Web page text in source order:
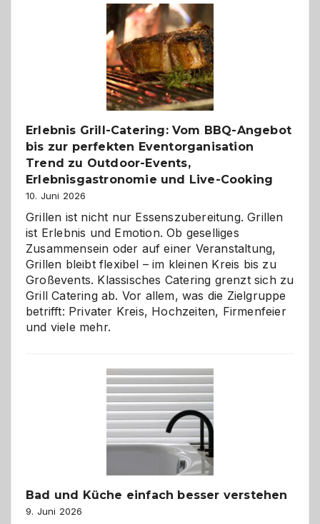
–
die
Gelegenheit,
neue
Reiseziele
zu
entdecken
Erlebnis Grill-Catering: Vom BBQ-Angebot
bis zur perfekten Eventorganisation
Trend zu Outdoor-Events,
Erlebnisgastronomie und Live-Cooking
10. Juni 2026
Grillen ist nicht nur Essenszubereitung. Grillen
ist Erlebnis und Emotion. Ob geselliges
Zusammensein oder auf einer Veranstaltung,
Grillen bleibt flexibel – im kleinen Kreis bis zu
Großevents. Klassisches Catering grenzt sich zu
Grill Catering ab. Vor allem, was die Zielgruppe
betrifft: Privater Kreis, Hochzeiten, Firmenfeier
und viele mehr.
Bad und Küche einfach besser verstehen
9. Juni 2026